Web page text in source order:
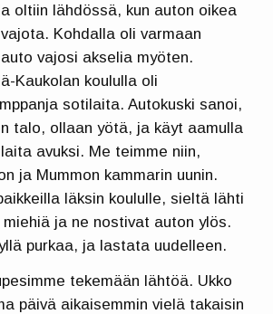
oltiin lähdössä, kun auton oikea
Kohdalla oli varmaan
vajosi akselia myöten.
Kaukolan koululla oli
sotilaita. Autokuski sanoi,
talo, ollaan yötä, ja käyt aamulla
avuksi. Me teimme niin,
ja Mummon kammarin uunin.
läksin koululle, sieltä lähti
ja ne nostivat auton ylös.
purkaa, ja lastata uudelleen.
tekemään lähtöä. Ukko
päivä aikaisemmin vielä takaisin